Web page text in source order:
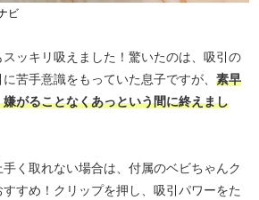
ビ
ッキリ吸えました！驚いたのは、吸引の
苦手意識をもっていた息子ですが、 素早
がることなくあっという間に終えまし
く取れない場合は、付属のベビちゃんク
すめ！クリップを押し、吸引パワーをた